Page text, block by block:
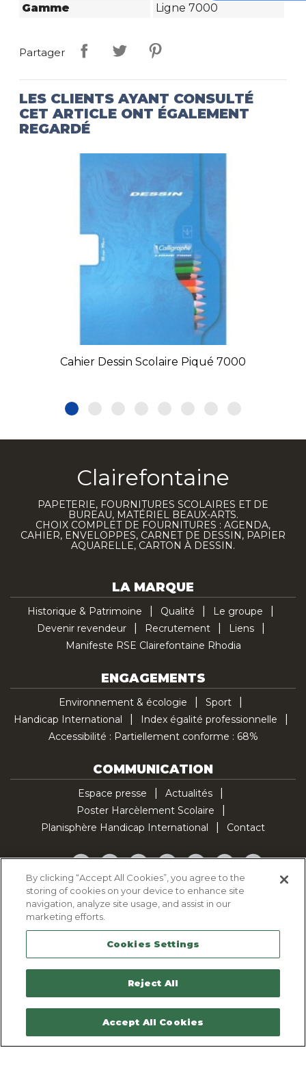
Gamme
Ligne 7000
Partager
LES CLIENTS AYANT CONSULTÉ
CET ARTICLE ONT ÉGALEMENT
REGARDÉ
Cahier Dessin Scolaire Piqué 7000
Clairefontaine
PAPETERIE, FOURNITURES SCOLAIRES ET DE
BUREAU, MATÉRIEL BEAUX-ARTS.
CHOIX COMPLET DE FOURNITURES : AGENDA,
CAHIER, ENVELOPPES, CARNET DE DESSIN, PAPIER
AQUARELLE, CARTON À DESSIN.
LA MARQUE
Historique & Patrimoine Qualité
Le groupe
Devenir revendeur
Recrutement
Liens
Manifeste RSE Clairefontaine Rhodia
ENGAGEMENTS
Environnement & écologie
Sport
Handicap International
Index égalité professionnelle
Accessibilité : Partiellement conforme : 68%
COMMUNICATION
Espace presse
Actualités
Poster Harcèlement Scolaire
Planisphère Handicap International
Contact
Facebook
TwitterYouTubePinterestInstagramLinkedInTikTok
Politique d'utilisation des cookies
Politique de confidentialité
Mentions légales
Plan du site
Contactez-nous
By clicking “Accept All Cookies”, you agree to the
storing of cookies on your device to enhance site
navigation, analyze site usage, and assist in our
marketing efforts.
Cookies Settings
Reject All
Accept All Cookies